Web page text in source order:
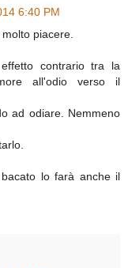
6:40 PM
piacere.
contrario tra la
all'odio verso il
ad odiare. Nemmeno
lo farà anche il